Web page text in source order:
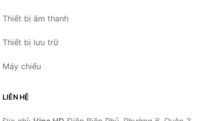
Thiết bị âm thanh
Thiết bị lưu trữ
Máy chiếu
LIÊN HỆ